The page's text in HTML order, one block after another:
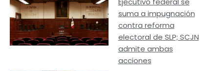
suma a impugnación
contra reforma
electoral de SLP; SCJN
admite ambas
acciones